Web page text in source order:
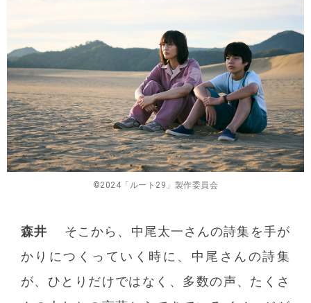
©2024「ルート29」製作委員会
森井
そこから、中尾太一さんの詩集を手が
かりにつくっていく時に、中尾さんの詩集
が、ひとりだけではなく、多数の声、たくさ